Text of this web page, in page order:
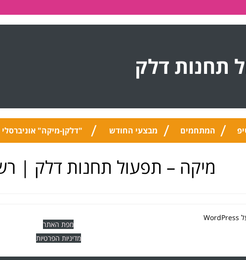
תחנות דלק
המתחמים מבצעי החודש "דלקן-מיקה" אוניברסלי
מיקה – תפעול תחנות דלק |
WordPress
מפת האתר
מדיניות הפרטיות